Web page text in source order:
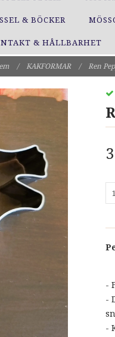
& BÖCKER
& HÅLLBARHET
/ KAKFORMAR / Ren
-
-
-